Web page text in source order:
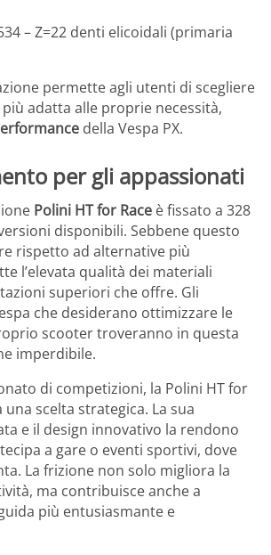
– Z=22 denti elicoidali (primaria
permette agli utenti di scegliere
adatta alle proprie necessità,
della Vespa PX.
per gli appassionati
Polini HT for Race è fissato a 328
disponibili. Sebbene questo
rispetto ad alternative più
l’elevata qualità dei materiali
superiori che offre. Gli
che desiderano ottimizzare le
scooter troveranno in questa
imperdibile.
di competizioni, la Polini HT for
scelta strategica. La sua
e il design innovativo la rendono
a gare o eventi sportivi, dove
La frizione non solo migliora la
ma contribuisce anche a
più entusiasmante e